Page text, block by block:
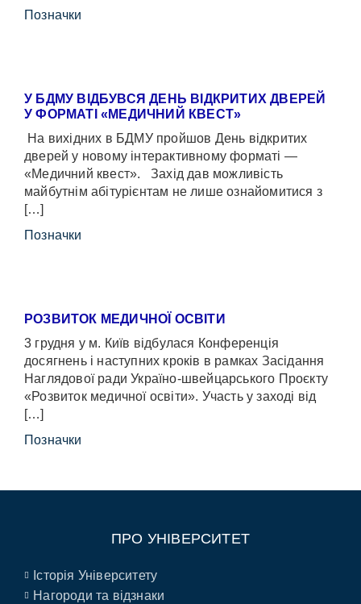
Позначки
У БДМУ ВІДБУВСЯ ДЕНЬ ВІДКРИТИХ ДВЕРЕЙ
У ФОРМАТІ «МЕДИЧНИЙ КВЕСТ»
На вихідних в БДМУ пройшов День відкритих
дверей у новому інтерактивному форматі —
«Медичний квест». Захід дав можливість
майбутнім абітурієнтам не лише ознайомитися з
[…]
Позначки
РОЗВИТОК МЕДИЧНОЇ ОСВІТИ
3 грудня у м. Київ відбулася Конференція
досягнень і наступних кроків в рамках Засідання
Наглядової ради Україно-швейцарського Проєкту
«Розвиток медичної освіти». Участь у заході від
[…]
Позначки
ПРО УНІВЕРСИТЕТ
Історія Університету
Нагороди та відзнаки